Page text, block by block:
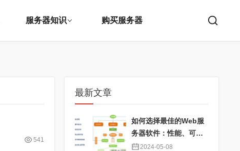
服务器知识 购买服务器
541
最新文章
如何选择最佳的Web服
务器软件：性能、可靠
性与用户体验优化
2024-05-08